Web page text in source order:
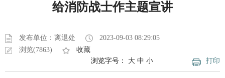
给消防战士作主题宣讲
发布单位：离退处
2023-09-03 08:29:05
浏览(7863)
收藏
打印
浏览字号： 大 中 小